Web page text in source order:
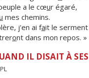
a le cœur égaré,
mes chemins.
j'en ai fait le serment
ont dans mon repos. »
IL DISAIT À